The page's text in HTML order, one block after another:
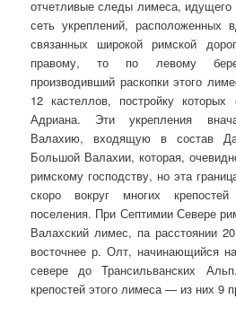
отчетливые следы лимеса,
сеть укреплений,
связанных широкой римской
правому, то по левому
производивший раскопки этого
12 кастеллов, постройку
Адриана. Эти укрепления
Валахию, входящую в состав
Большой Валахии, которая,
римскому господству, но эта
скоро вокруг многих
поселения. При Септимии Севере
Валахский лимес, па расстоянии
восточнее р. Олт, начинающийся
севере до Трансильванских
крепостей этого лимеса — из них 9